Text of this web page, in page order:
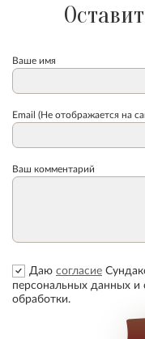
Ваше имя
Email (Не отображается на
Ваш комментарий
Даю согласие
персональных данных и
обработки.